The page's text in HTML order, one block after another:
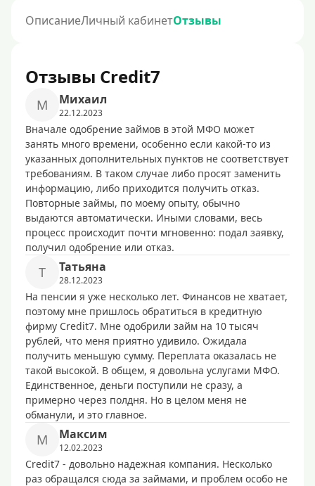
ОписаниеЛичный кабинетОтзывы
Отзывы Credit7
М Михаил
22.12.2023
Вначале одобрение займов в этой МФО может
занять много времени, особенно если какой-то из
указанных дополнительных пунктов не соответствует
требованиям. В таком случае либо просят заменить
информацию, либо приходится получить отказ.
Повторные займы, по моему опыту, обычно
выдаются автоматически. Иными словами, весь
процесс происходит почти мгновенно: подал заявку,
получил одобрение или отказ.
Т Татьяна
28.12.2023
На пенсии я уже несколько лет. Финансов не хватает,
поэтому мне пришлось обратиться в кредитную
фирму Credit7. Мне одобрили займ на 10 тысяч
рублей, что меня приятно удивило. Ожидала
получить меньшую сумму. Переплата оказалась не
такой высокой. В общем, я довольна услугами МФО.
Единственное, деньги поступили не сразу, а
примерно через полдня. Но в целом меня не
обманули, и это главное.
М Максим
12.02.2023
Credit7 - довольно надежная компания. Несколько
раз обращался сюда за займами, и проблем особо не